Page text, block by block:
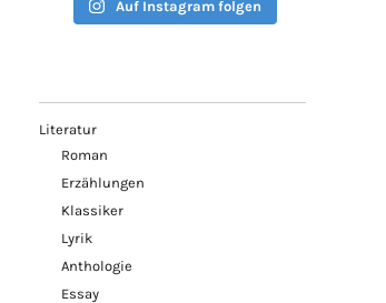
Auf Instagram folgen
Literatur
Roman
Erzählungen
Klassiker
Lyrik
Anthologie
Essay